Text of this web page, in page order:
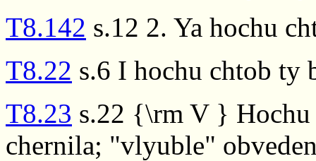
T8.142 s.12 2. Ya hochu
T8.22 s.6 I hochu chtob ty
T8.23 s.22 {\rm V }
chernila; "vlyuble"